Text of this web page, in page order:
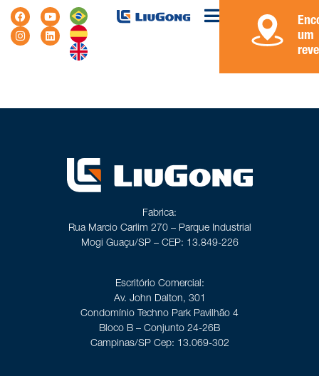
um
Fabrica:
Rua Marcio Carlim 270 – Parque Industrial
Mogi Guaçu/SP – CEP: 13.849-226
Escritório Comercial:
Av. John Dalton, 301
Condomínio Techno Park Pavilhão 4
Bloco B – Conjunto 24-26B
Campinas/SP Cep: 13.069-302